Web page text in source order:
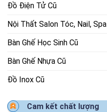
Đồ Điện Tử Cũ
Nội Thất Salon Tóc, Nail, Spa
Bàn Ghế Học Sinh Cũ
Bàn Ghế Nhựa Cũ
Đồ Inox Cũ
Cam kết chất lượng